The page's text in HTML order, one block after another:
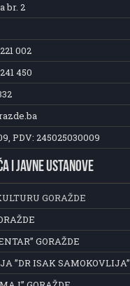
br. 2
002
450
PDV: 245025030009
I JAVNE USTANOVE
GORAŽDE
GORAŽDE
”DR ISAK SAMOKOVLIJA”